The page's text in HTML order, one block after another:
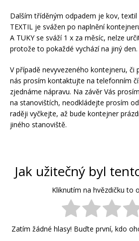
Dalším tříděným odpadem je kov, textil
TEXTIL je svážen po naplnění
A TUKY se sváží 1 x za měsíc, nelze
protože to pokaždé vychází na jiný den.
V případě nevyvezeného kontejneru, či
nás prosím kontaktujte na telefonním
zjednáme nápravu. Na závěr Vás
na stanovištích, neodkládejte prosím
raději vyčkejte, až bude kontejner
jiného stanoviště.
Jak užitečný byl
Kliknutím na hvězdičku to
Zatím žádné hlasy! Buďte první, kdo